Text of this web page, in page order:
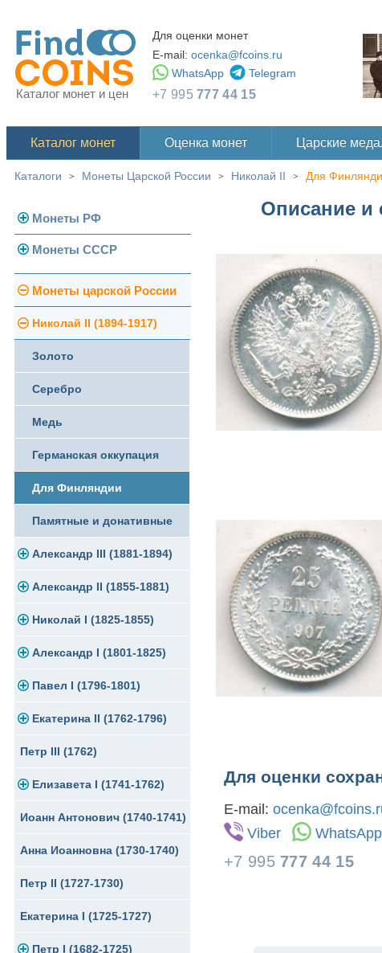
Каталог монет и цен
Для оценки монет
E-mail: ocenka@fcoins.ru
WhatsApp
Telegram
+7 995777 44 15
Каталог монет Оценка монет Царские
Каталоги > Монеты Царской России > Николай II > Для
Монеты РФ
Современная Россия
Монеты 1991-1993 гг.
Памятные и юбилейные
Монеты СССР
Погодовка СССР
Монеты 1958 года
Золотые червонцы
Памятные и юбилейные
Монеты царской России
Николай II (1894-1917)
Золото
Серебро
Медь
Германская оккупация
Для Финляндии
Памятные и донативные
Александр III (1881-1894)
Золото
Серебро
Медь
Для Финляндии
Памятные и донативные
Александр II (1855-1881)
Золото
Серебро
Медь
Для Финляндии
Памятные и донативные
Николай I (1825-1855)
Платина, золото
Серебро
Медь
Для Грузии
Русско-Польские
Для Польши
Памятные и донативные
Александр I (1801-1825)
Золото
Серебро
Медь
Для Грузии
Для Польши
Павел I (1796-1801)
Золото
Серебро
Медь
Екатерина II (1762-1796)
Золото
Серебро
Медь
Сибирские монеты
Для Молдавии и Валахии
Таврические монеты
Петр III (1762)
Елизавета I (1741-1762)
Золото
Серебро
Медь
Для Пруссии
Ливонезы
Иоанн Антонович (1740-1741)
Анна Иоанновна (1730-1740)
Петр II (1727-1730)
Екатерина I (1725-1727)
Петр I (1682-1725)
Описание и
Для оценки
E-mail:
Viber
WhatsApp
+7 995 777 44 15